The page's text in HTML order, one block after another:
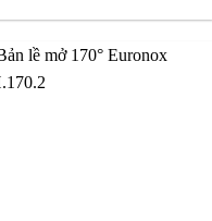
là:
tại
17.000₫.